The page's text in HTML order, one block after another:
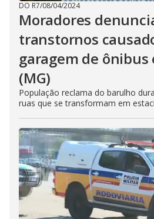
DO R7/08/04/2024
Moradores
transtornos
garagem de ônibus
(MG)
População reclama do barulho
ruas que se transformam em